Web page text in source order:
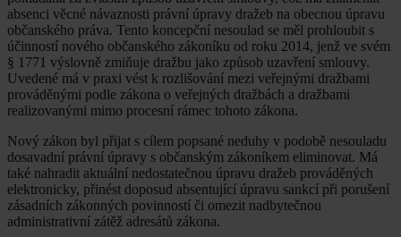
absenci věcné návaznosti právní úpravy dražeb na obecnou úpravu
občanského práva. Tento koncepční nesoulad se měl prohloubit s
účinností nového občanského zákoníku od roku 2014, jenž ve svém
§ 1771 výslovně zmiňuje dražbu jako způsob uzavření smlouvy.
Uvedené má v praxi vést k rozlišování mezi veřejnými dražbami
prováděnými podle zákona o veřejných dražbách a dražbami
realizovanými mimo procesní rámec tohoto zákona.
Nový zákon byl přijat s cílem popsané neduhy v podobě nesouladu
dosavadní právní úpravy s občanským zákoníkem eliminovat. Má
také nahradit aktuální nedostatečnou úpravu dražeb prováděných
elektronicky, přinést doposud absentující úpravu sankcí při porušení
zásadních zákonných povinností či omezit nadbytečnou
administrativní zátěž adresátů zákona.